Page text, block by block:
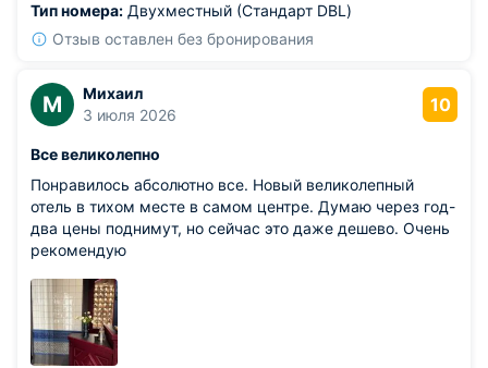
Тип номера: Двухместный (Стандарт DBL)
Отзыв оставлен без бронирования
М
Михаил
3 июля 2026
10
Все великолепно
Понравилось абсолютно все. Новый великолепный
отель в тихом месте в самом центре. Думаю через год-
два цены поднимут, но сейчас это даже дешево. Очень
рекомендую